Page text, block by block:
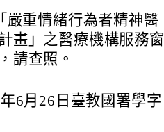
嚴重情緒行為者精神醫
畫」之醫療機構服務窗
請查照。
6月26日臺教國署學字